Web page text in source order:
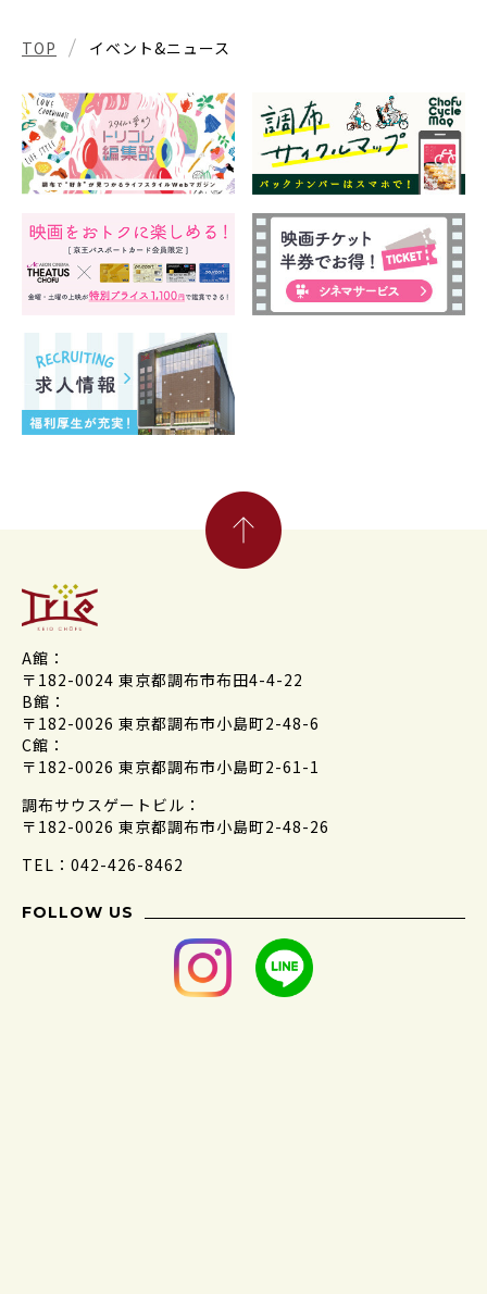
TOP イベント&ニュース
A館：
〒182-0024 東京都調布市布田4-4-22
B館：
〒182-0026 東京都調布市小島町2-48-6
C館：
〒182-0026 東京都調布市小島町2-61-1
調布サウスゲートビル：
〒182-0026 東京都調布市小島町2-48-26
TEL：042-426-8462
FOLLOW US